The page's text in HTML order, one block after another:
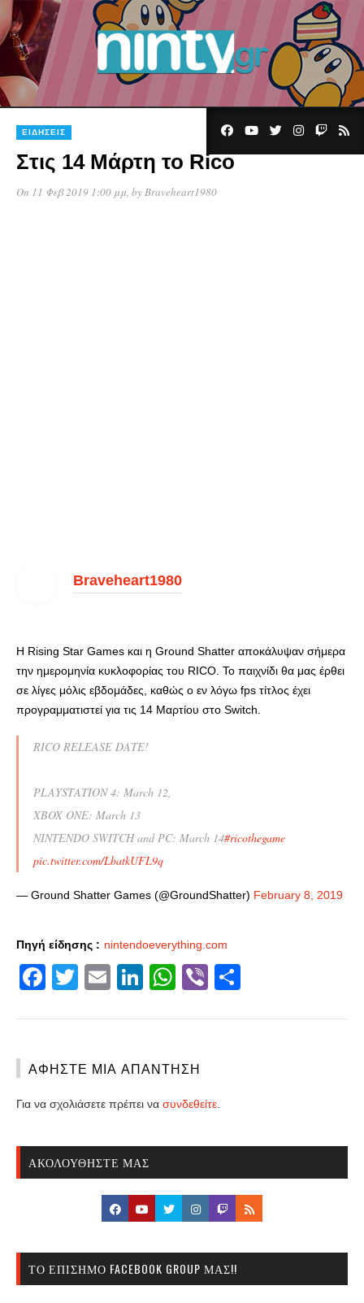
ΕΙΔΉΣΕΙΣ
Στις 14 Μάρτη το Rico
On 11 Φεβ 2019 1:00 μμ , by Braveheart1980
Braveheart1980
Η Rising Star Games και η Ground Shatter αποκάλυψαν σήμερα
την ημερομηνία κυκλοφορίας του RICO. Το παιχνίδι θα μας έρθει
σε λίγες μόλις εβδομάδες, καθώς ο εν λόγω fps τίτλος έχει
προγραμματιστεί για τις 14 Μαρτίου στο Switch.
RICO RELEASE DATE!
PLAYSTATION 4: March 12,
XBOX ONE: March 13
NINTENDO SWITCH and PC: March 14#ricothegame
pic.twitter.com/LbatkUFL9q
— Ground Shatter Games (@GroundShatter) February 8, 2019
Πηγή είδησης : nintendoeverything.com
Facebook
Twitter
EmailLinkedIn
WhatsApp
Viber
ΑΦΉΣΤΕ ΜΙΑ ΑΠΆΝΤΗΣΗ
Για να σχολιάσετε πρέπει να συνδεθείτε
ΑΚΟΛΟΥΘΉΣΤΕ ΜΑΣ
ΤΟ ΕΠΊΣΗΜΟ FACEBOOK GROUP ΜΑΣ!!